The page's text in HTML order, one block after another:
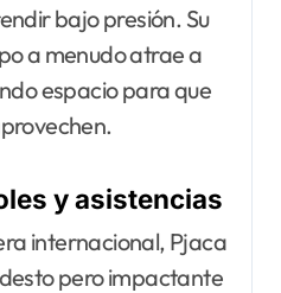
bajo presión. Su
a menudo atrae a
espacio para que
y asistencias
internacional, Pjaca
pero impactante